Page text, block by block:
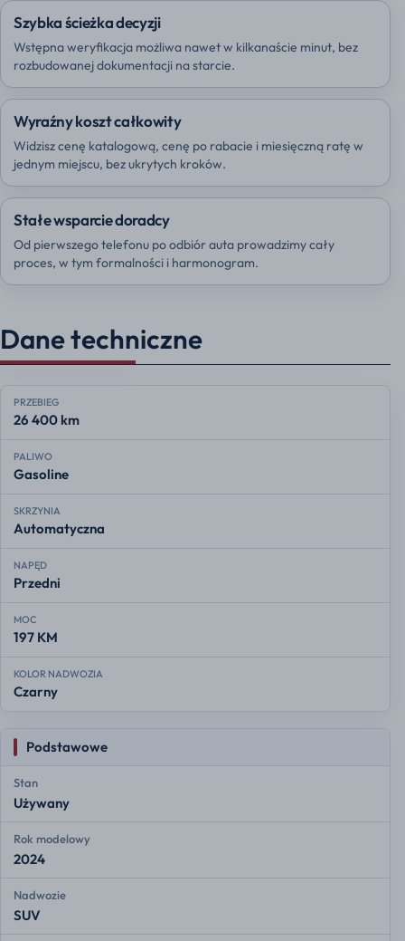
Szybka ścieżka decyzji
Wstępna weryfikacja możliwa nawet w kilkanaście minut, bez
rozbudowanej dokumentacji na starcie.
Wyraźny koszt całkowity
Widzisz cenę katalogową, cenę po rabacie i miesięczną ratę w
jednym miejscu, bez ukrytych kroków.
Stałe wsparcie doradcy
Od pierwszego telefonu po odbiór auta prowadzimy cały
proces, w tym formalności i harmonogram.
Dane techniczne
PRZEBIEG
26 400 km
PALIWO
Gasoline
SKRZYNIA
Automatyczna
NAPĘD
Przedni
MOC
197 KM
KOLOR NADWOZIA
Czarny
Podstawowe
Stan
Używany
Rok modelowy
2024
Nadwozie
SUV